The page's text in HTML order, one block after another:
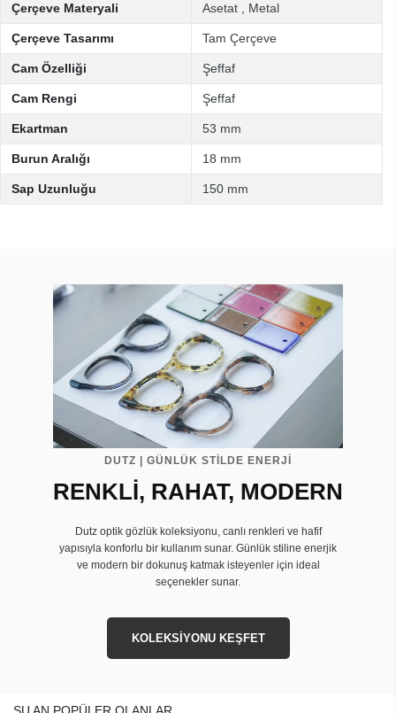
Çerçeve Materyali Asetat Metal
Çerçeve Tasarımı Tam Çerçeve
Cam Özelliği Şeffaf
Cam Rengi Şeffaf
Ekartman 53 mm
Burun Aralığı 18 mm
Sap Uzunluğu 150 mm
DUTZ | GÜNLÜK STİLDE ENERJİ
RENKLİ, RAHAT, MODERN
Dutz optik gözlük koleksiyonu, canlı renkleri ve hafif
yapısıyla konforlu bir kullanım sunar. Günlük stiline enerjik
ve modern bir dokunuş katmak isteyenler için ideal
seçenekler sunar.
KOLEKSİYONU KEŞFET
ŞU AN POPÜLER OLANLAR